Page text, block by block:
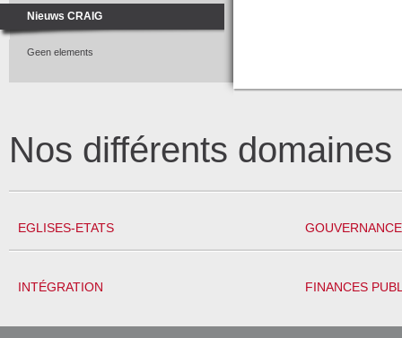
Nieuws CRAIG
Geen elements
Nos différents
EGLISES-ETATS
INTÉGRATION FINANCES